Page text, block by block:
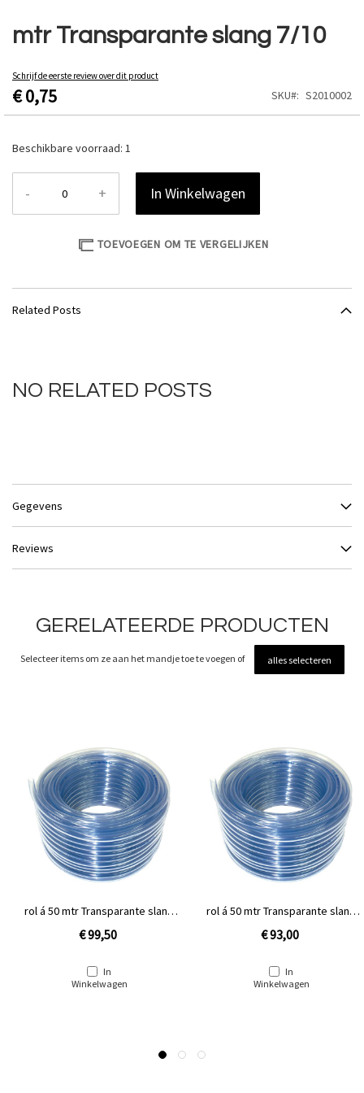
mtr Transparante slang 7/10
Schrijf de eerste review over dit product
€ 0,75 SKU S2010002
Beschikbare voorraad: 1
- + In Winkelwagen
TOEVOEGEN OM TE VERGELIJKEN
naar
het
van
de
afbeeldingen-
Related Posts
NO RELATED POSTS
Gegevens
Reviews
GERELATEERDE PRODUCTEN
Selecteer items om ze aan het mandje toe te voegen of alles selecteren
rol á 50 mtr Transparante slang
€ 99,50
In
Winkelwagen
rol á 50 mtr Transparante slang
€ 93,00
In
Winkelwagen